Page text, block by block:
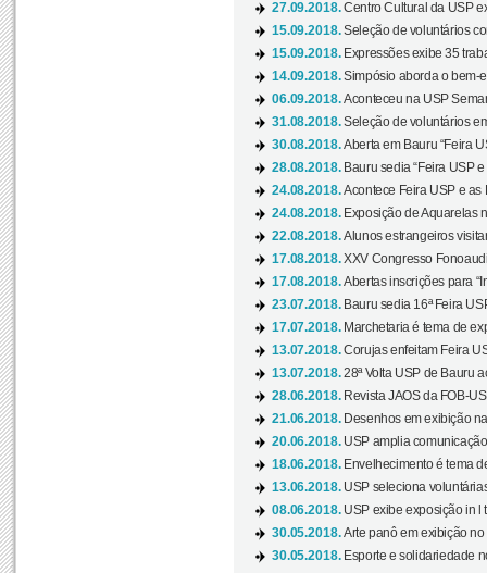
27.09.2018.Centro Cultural da USP
15.09.2018.Seleção de voluntários
15.09.2018. Expressões exibe 35
14.09.2018.Simpósio aborda o bem-
06.09.2018.Aconteceu na USP
31.08.2018.Seleção de voluntários
30.08.2018.Aberta em Bauru “Feira
28.08.2018. Bauru sedia “Feira USP
24.08.2018.Acontece Feira USP e as
24.08.2018. Exposição de Aquarelas
22.08.2018.Alunos estrangeiros
17.08.2018.XXV Congresso
17.08.2018.Abertas inscrições para
23.07.2018. Bauru sedia 16ª Feira
17.07.2018. Marchetaria é tema de
13.07.2018.Corujas enfeitam Feira
13.07.2018.28ª Volta USP de Bauru
28.06.2018. Revista JAOS da FOB-
21.06.2018. Desenhos em exibição
20.06.2018. USP amplia
18.06.2018. Envelhecimento é tema
13.06.2018. USP seleciona
08.06.2018. USP exibe exposição in l
30.05.2018.Arte panô em exibição no
30.05.2018. Esporte e solidariedade